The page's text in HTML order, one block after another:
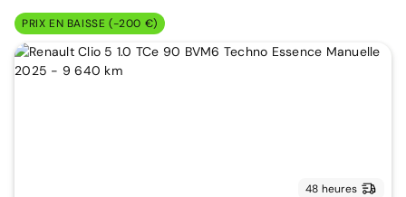
PRIX EN BAISSE (-200 €)
48 heures